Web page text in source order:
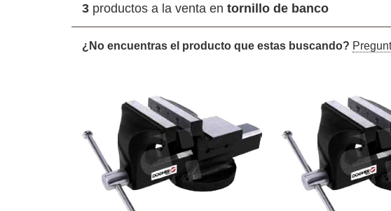
3 productos a la venta en tornillo de banco
¿No encuentras el producto que estas buscando?